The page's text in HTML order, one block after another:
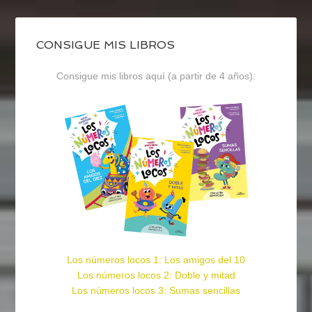
CONSIGUE MIS LIBROS
Consigue mis libros aquí (a partir de 4 años):
Los números locos 1: Los amigos del 10
Los números locos 2: Doble y mitad
Los números locos 3: Sumas sencillas